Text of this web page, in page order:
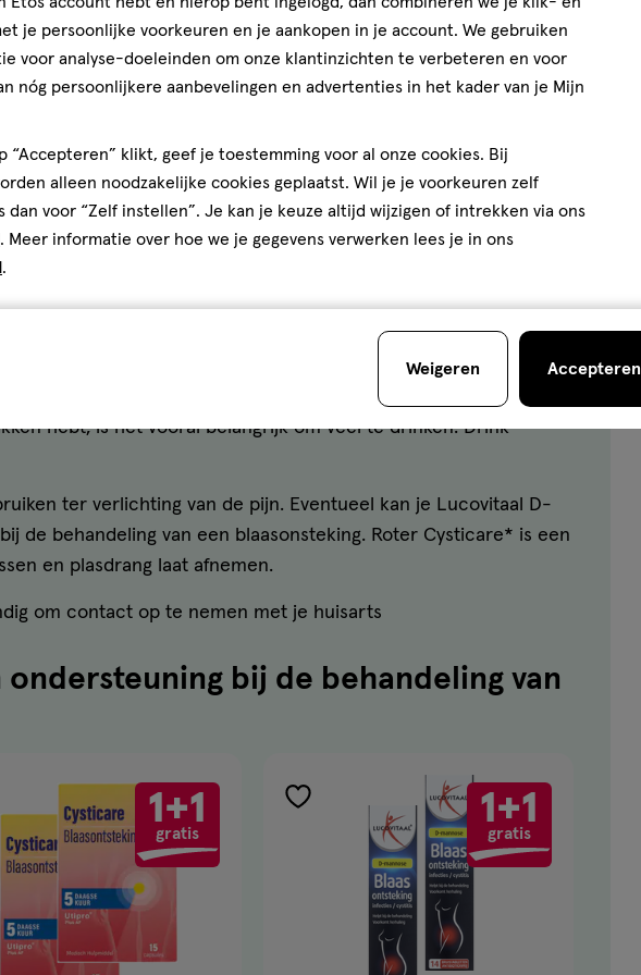
of na deovergangkunnen veranderingen in je
verhogen.
voor naar achter om te voorkomen dat bacteriën in de buurt
natte zwemkleding, die bacteriën makkelijker laat
hebt, is het vooral belangrijk om veel te drinken. Drink
ter verlichting van de pijn. Eventueel kan je Lucovitaal D-
de behandeling van een blaasonsteking. Roter Cysticare* is een
en plasdrang laat afnemen.
om contact op te nemen met je huisarts
bij de behandeling van
1+1
gratis
1+1
gratis
toevoegen
verlanglijst
je persoonlijke voorkeuren en je aankopen in je account. We gebruiken
voor analyse-doeleinden om onze klantinzichten te verbeteren en voor
nóg persoonlijkere aanbevelingen en advertenties in het kader van je Mijn
“Accepteren” klikt, geef je toestemming voor al onze cookies. Bij
alleen noodzakelijke cookies geplaatst. Wil je je voorkeuren zelf
dan voor “Zelf instellen”. Je kan je keuze altijd wijzigen of intrekken via ons
. Meer informatie over hoe we je gegevens verwerken lees je in ons
.
Weigeren Accepteren